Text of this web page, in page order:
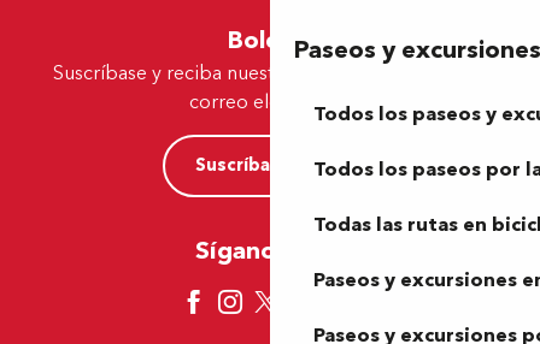
Paseos y excursiones
Todos los paseos y
Todos los paseos por
Todas las rutas en
Paseos y excursiones
Paseos y excursiones
Boletín
Suscríbase y reciba nuestras ofertas y noticias por
correo electrónico
Suscríbase ahora
Síganos aquí